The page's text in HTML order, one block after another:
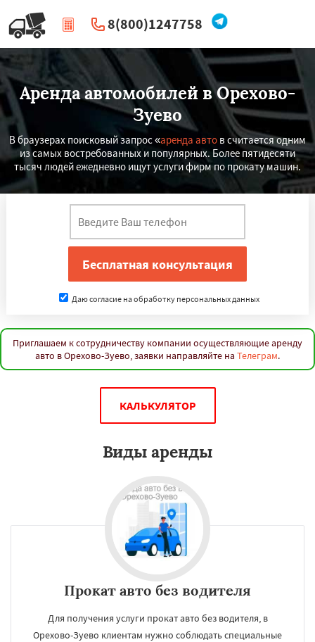
8(800)1247758
| Перезвоните мне
Аренда автомобилей в Орехово-
Зуево
В браузерах поисковый запрос «аренда авто в считается одним
из самых востребованных и популярных. Более пятидесяти
тысяч людей ежедневно ищут услуги фирм по прокату машин.
Даю согласие на обработку персональных данных
Приглашаем к сотрудничеству компании осуществляющие аренду
авто в Орехово-Зуево, заявки направляйте на Телеграм.
КАЛЬКУЛЯТОР
Виды аренды
Прокат авто без водителя
Для получения услуги прокат авто без водителя, в
Орехово-Зуево клиентам нужно соблюдать специальные